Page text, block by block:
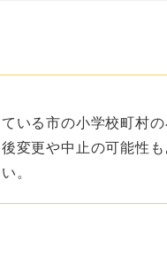
いる市の小学校町村
変更や中止の可能性
。